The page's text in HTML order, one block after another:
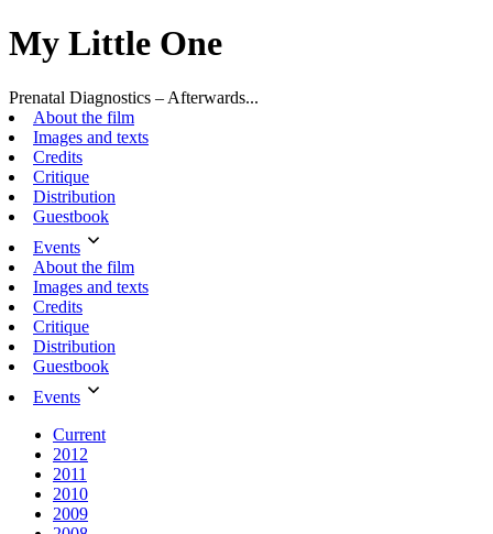
My Little One
Prenatal Diagnostics – Afterwards...
About the film
Images and texts
Credits
Critique
Distribution
Guestbook
Events
About the film
Images and texts
Credits
Critique
Distribution
Guestbook
Events
Current
2012
2011
2010
2009